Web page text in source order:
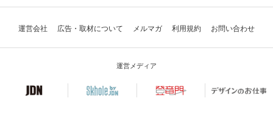
運営会社 広告・取材について メルマガ 利用規約 お問い合わせ
運営メディア